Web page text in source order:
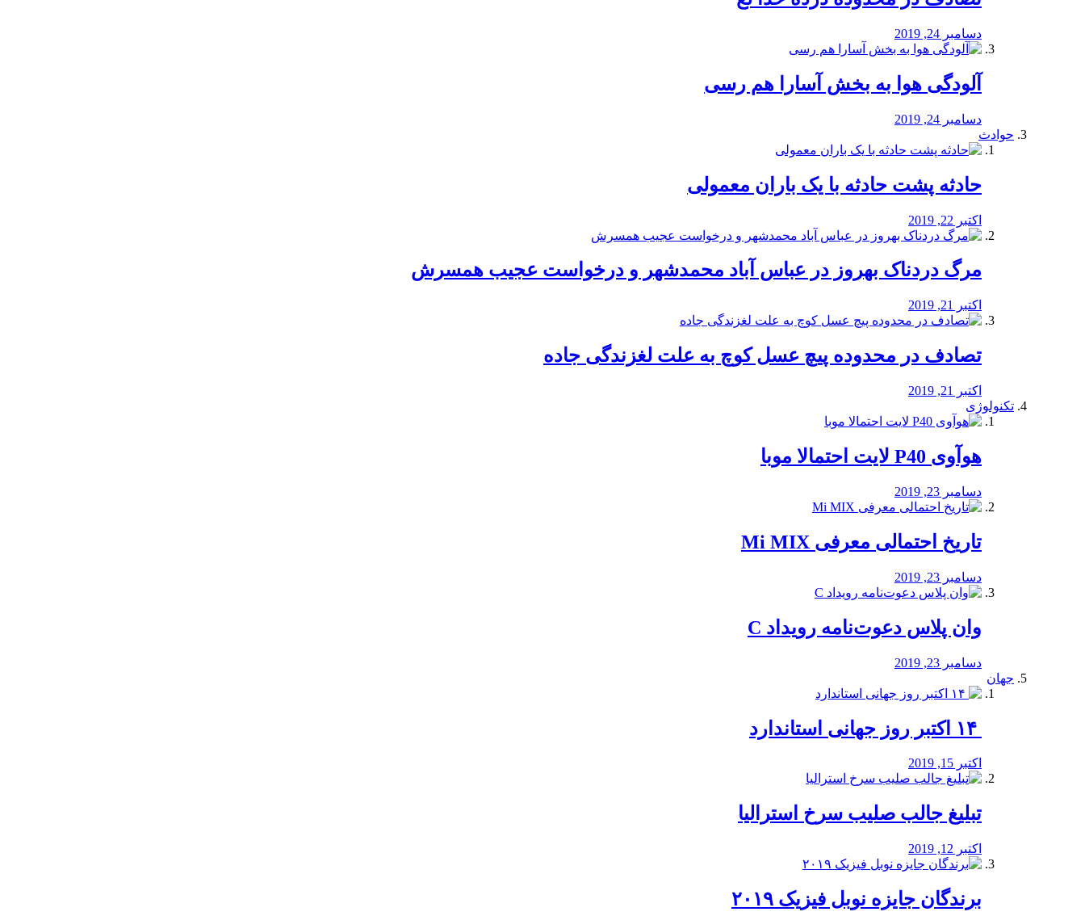
دسامبر 24, 2019
آلودگی هوا به بخش آسارا هم رسی
دسامبر 24, 2019
حوادث
️حادثه پشت حادثه با یک باران معمولی
اکتبر 22, 2019
مرگ دردناک بهروز در عباس آباد محمدشهر و درخواست عجیب همسرش
اکتبر 21, 2019
تصادف در محدوده پیچ عسل کوچ به علت لغزندگی جاده
اکتبر 21, 2019
تکنولوژی
هوآوی P40 لایت احتمالا موبا
دسامبر 23, 2019
تاریخ احتمالی معرفی Mi MIX
دسامبر 23, 2019
وان پلاس دعوت‌نامه رویداد C
دسامبر 23, 2019
جهان
اکتبر 15, 2019
تبلیغ جالب صلیب سرخ استرالیا
اکتبر 12, 2019
برندگان جایزه نوبل فیزیک ۲۰۱۹